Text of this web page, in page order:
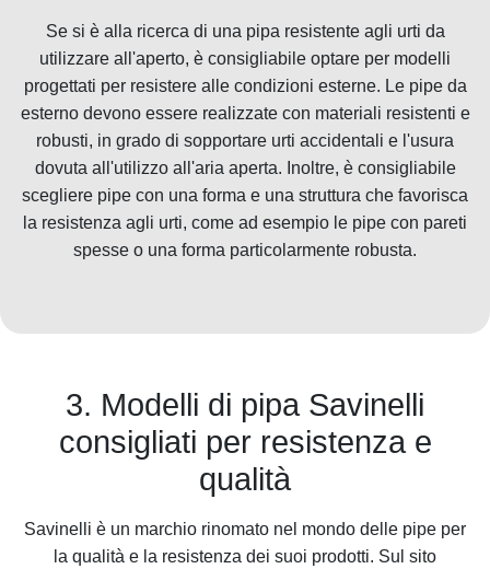
Se si è alla ricerca di una pipa resistente agli urti da
utilizzare all'aperto, è consigliabile optare per modelli
progettati per resistere alle condizioni esterne. Le pipe da
esterno devono essere realizzate con materiali resistenti e
robusti, in grado di sopportare urti accidentali e l'usura
dovuta all'utilizzo all'aria aperta. Inoltre, è consigliabile
scegliere pipe con una forma e una struttura che favorisca
la resistenza agli urti, come ad esempio le pipe con pareti
spesse o una forma particolarmente robusta.
3. Modelli di pipa Savinelli
consigliati per resistenza e
qualità
Savinelli è un marchio rinomato nel mondo delle pipe per
la qualità e la resistenza dei suoi prodotti. Sul sito